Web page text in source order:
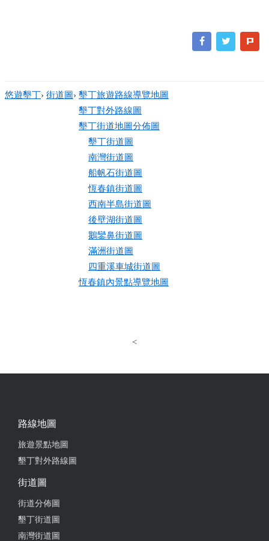
悠遊墾丁› 街道圖› 墾丁旅遊路線導覽地圖
墾丁對外路線圖
墾丁街道地圖分佈圖
墾丁街道圖
南灣街道圖
船帆石街道圖
恆春鎮街道圖
西南半島街道圖
後壁湖街道圖
鵝鑾鼻街道圖
滿洲街道圖
四重溪車城街道圖
恆春鎮內景點導覽地圖
<
路線地圖
旅遊景點地圖
墾丁對外路線圖
街道圖
街道分佈圖
墾丁街道圖
南灣街道圖